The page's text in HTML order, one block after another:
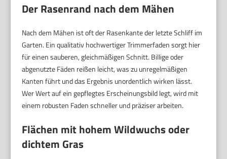
Der Rasenrand nach dem Mähen
Nach dem Mähen ist oft der Rasenkante der letzte Schliff im
Garten. Ein qualitativ hochwertiger Trimmerfaden sorgt hier
für einen sauberen, gleichmäßigen Schnitt. Billige oder
abgenutzte Fäden reißen leicht, was zu unregelmäßigen
Kanten führt und das Ergebnis unordentlich wirken lässt.
Wer Wert auf ein gepflegtes Erscheinungsbild legt, wird mit
einem robusten Faden schneller und präziser arbeiten.
Flächen mit hohem Wildwuchs oder
dichtem Gras